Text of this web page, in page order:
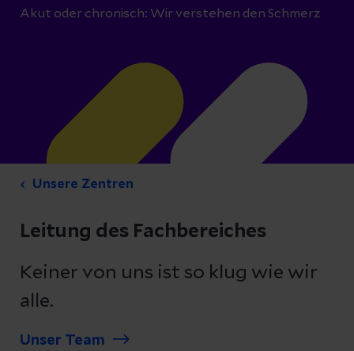
Akut oder chronisch: Wir verstehen den Schmerz
Unsere Zentren
Leitung des Fachbereiches
Keiner von uns ist so klug wie wir
alle.
Unser Team